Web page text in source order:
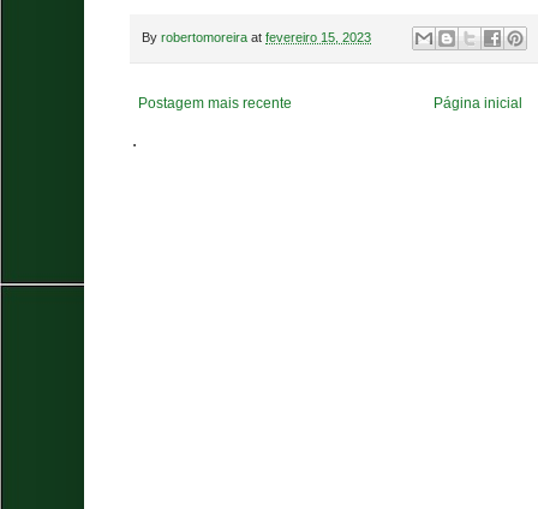
By robertomoreira at fevereiro 15, 2023
Postagem mais recente Página inicial
.